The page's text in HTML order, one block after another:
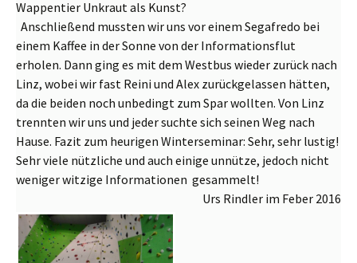
Wappentier Unkraut als Kunst?
Anschließend mussten wir uns vor einem Segafredo bei
einem Kaffee in der Sonne von der Informationsflut
erholen. Dann ging es mit dem Westbus wieder zurück nach
Linz, wobei wir fast Reini und Alex zurückgelassen hätten,
da die beiden noch unbedingt zum Spar wollten. Von Linz
trennten wir uns und jeder suchte sich seinen Weg nach
Hause. Fazit zum heurigen Winterseminar: Sehr, sehr lustig!
Sehr viele nützliche und auch einige unnütze, jedoch nicht
weniger witzige Informationen gesammelt!
Urs Rindler im Feber 2016